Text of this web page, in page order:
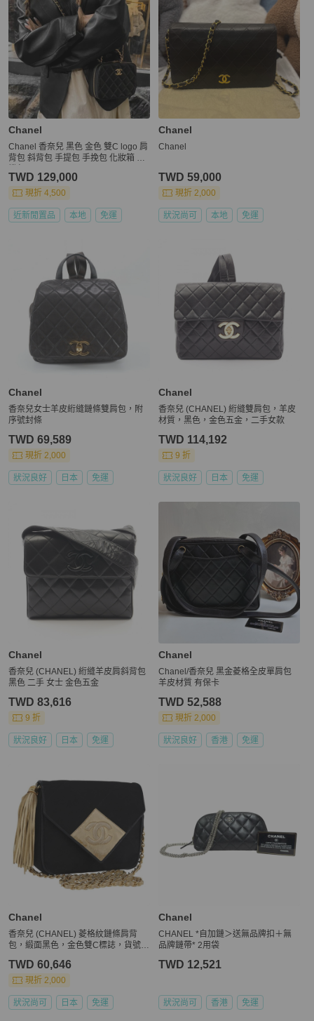
Chanel
Chanel 香奈兒 黑色 金色 雙C logo 肩
背包 斜背包 手提包 手挽包 化妝箱 相
TWD 129,000
現折 4,500
近新閒置品 本地 免運
Chanel
Chanel
TWD 59,000
現折 2,000
狀況尚可 本地 免運
Chanel
香奈兒女士羊皮絎縫鏈條雙肩包，附
序號封條
TWD 69,589
現折 2,000
狀況良好 日本 免運
Chanel
香奈兒 (CHANEL) 絎縫雙肩包，羊皮
材質，黑色，金色五金，二手女款
TWD 114,192
9 折
狀況良好 日本 免運
Chanel
香奈兒 (CHANEL) 絎縫羊皮肩斜背包
黑色 二手 女士 金色五金
TWD 83,616
9 折
狀況良好 日本 免運
Chanel
Chanel/香奈兒 黑金菱格全皮單肩包
羊皮材質 有保卡
TWD 52,588
現折 2,000
狀況良好 香港 免運
Chanel
香奈兒 (CHANEL) 菱格紋鏈條肩背
包，緞面黑色，金色雙C標誌，貨號 1
TWD 60,646
現折 2,000
狀況尚可 日本 免運
Chanel
CHANEL *自加鏈＞送無品牌扣＋無
品牌鏈帶* 2用袋
TWD 12,521
狀況尚可 香港 免運